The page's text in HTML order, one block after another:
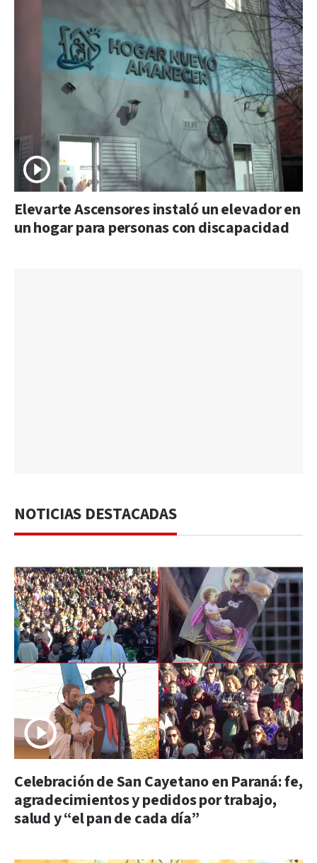
Elevarte Ascensores instaló un elevador en
un hogar para personas con discapacidad
NOTICIAS DESTACADAS
Celebración de San Cayetano en Paraná: fe,
agradecimientos y pedidos por trabajo,
salud y “el pan de cada día”